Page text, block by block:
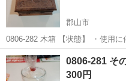
郡山市
0806-282 木箱 【状態】 ・使用に伴う多少のスレ、キズ、落としきれ
ない汚れなどございます ・詳細
出来かねますのでご了承願いま
理...
福島 郡山市
0806-281 そ
300円